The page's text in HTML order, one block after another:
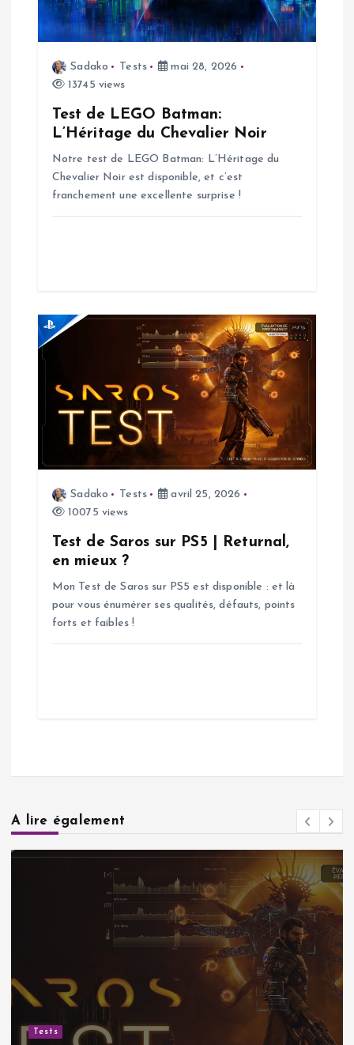
o
t
Sadako Tests
mai 28, 2026
13745 views
Test de LEGO Batman:
L’Héritage du Chevalier Noir
Notre test de LEGO Batman: L’Héritage du
Chevalier Noir est disponible, et c’est
franchement une excellente surprise !
Sadako Tests
avril 25, 2026
10075 views
Test de Saros sur PS5 | Returnal,
en mieux ?
Mon Test de Saros sur PS5 est disponible : et là
pour vous énumérer ses qualités, défauts, points
forts et faibles !
A lire également
Tests